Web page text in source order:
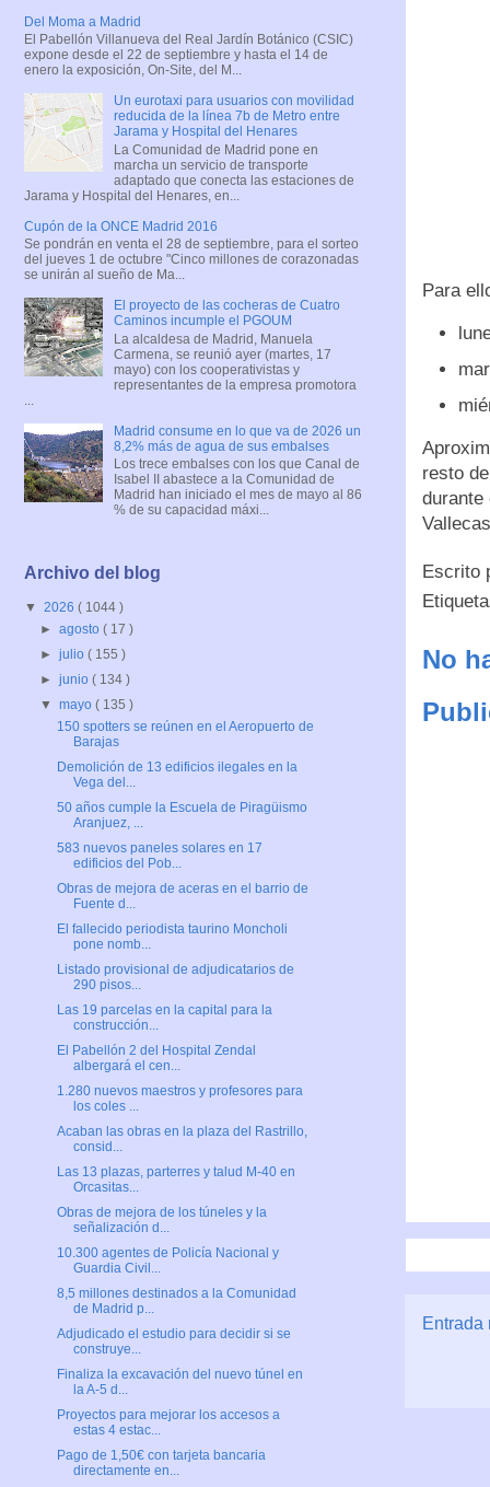
Para
resto
durante
Escrito
No
Entrada
Del Moma a Madrid
El Pabellón Villanueva del Real Jardín Botánico (CSIC)
expone desde el 22 de septiembre y hasta el 14 de
enero la exposición, On-Site, del M...
Un eurotaxi para usuarios con movilidad
reducida de la línea 7b de Metro entre
Jarama y Hospital del Henares
La Comunidad de Madrid pone en
marcha un servicio de transporte
adaptado que conecta las estaciones de
Jarama y Hospital del Henares, en...
Cupón de la ONCE Madrid 2016
Se pondrán en venta el 28 de septiembre, para el sorteo
del jueves 1 de octubre "Cinco millones de corazonadas
se unirán al sueño de Ma...
El proyecto de las cocheras de Cuatro
Caminos incumple el PGOUM
La alcaldesa de Madrid, Manuela
Carmena, se reunió ayer (martes, 17
mayo) con los cooperativistas y
representantes de la empresa promotora
Madrid consume en lo que va de 2026 un
8,2% más de agua de sus embalses
Los trece embalses con los que Canal de
Isabel II abastece a la Comunidad de
Madrid han iniciado el mes de mayo al 86
% de su capacidad máxi...
Archivo del blog
▼ 2026 ( 1044 )
►agosto( 17 )
►julio( 155 )
►junio( 134 )
▼mayo( 135 )
150 spotters se reúnen en el Aeropuerto de
Barajas
Demolición de 13 edificios ilegales en la
Vega del...
50 años cumple la Escuela de Piragüismo
Aranjuez, ...
583 nuevos paneles solares en 17
edificios del Pob...
Obras de mejora de aceras en el barrio de
Fuente d...
El fallecido periodista taurino Moncholi
pone nomb...
Listado provisional de adjudicatarios de
290 pisos...
Las 19 parcelas en la capital para la
construcción...
El Pabellón 2 del Hospital Zendal
albergará el cen...
1.280 nuevos maestros y profesores para
los coles ...
Acaban las obras en la plaza del Rastrillo,
consid...
Las 13 plazas, parterres y talud M-40 en
Orcasitas...
Obras de mejora de los túneles y la
señalización d...
10.300 agentes de Policía Nacional y
Guardia Civil...
8,5 millones destinados a la Comunidad
de Madrid p...
Adjudicado el estudio para decidir si se
construye...
Finaliza la excavación del nuevo túnel en
la A-5 d...
Proyectos para mejorar los accesos a
estas 4 estac...
Pago de 1,50€ con tarjeta bancaria
directamente en...